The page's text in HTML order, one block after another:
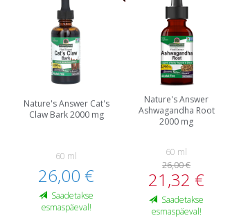
Nature's Answer Cat's
Claw Bark 2000 mg
60 ml
26,00 €
Saadetakse
esmaspäeval!
Nature's Answer
Ashwagandha Root
2000 mg
60 ml
26,00 €
21,32 €
Saadetakse
esmaspäeval!